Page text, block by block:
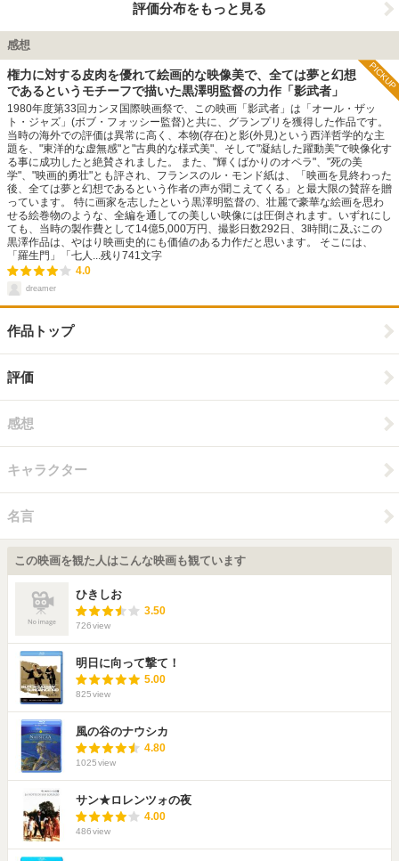
評価分布をもっと見る
感想
権力に対する皮肉を優れて絵画的な映像美で、全ては夢と幻想
であるというモチーフで描いた黒澤明監督の力作「影武者」
1980年度第33回カンヌ国際映画祭で、この映画「影武者」は「オール・ザッ
ト・ジャズ」(ボブ・フォッシー監督)と共に、グランプリを獲得した作品です。
当時の海外での評価は異常に高く、本物(存在)と影(外見)という西洋哲学的な主
題を、"東洋的な虚無感"と"古典的な様式美"、そして"凝結した躍動美"で映像化す
る事に成功したと絶賛されました。 また、"輝くばかりのオペラ"、"死の美
学"、"映画的勇壮"とも評され、フランスのル・モンド紙は、「映画を見終わった
後、全ては夢と幻想であるという作者の声が聞こえてくる」と最大限の賛辞を贈
っています。 特に画家を志したという黒澤明監督の、壮麗で豪華な絵画を思わ
せる絵巻物のような、全編を通しての美しい映像には圧倒されます。いずれにし
ても、当時の製作費として14億5,000万円、撮影日数292日、3時間に及ぶこの
黒澤作品は、やはり映画史的にも価値のある力作だと思います。 そこには、
「羅生門」「七人...残り 741文字
4.0
dreamer
PICKUP
作品トップ
評価
感想
キャラクター
名言
この映画を観た人はこんな映画も観ています
ひきしお
3.50
726view
明日に向って撃て！
5.00
825view
風の谷のナウシカ
4.80
1025view
サン★ロレンツォの夜
4.00
486view